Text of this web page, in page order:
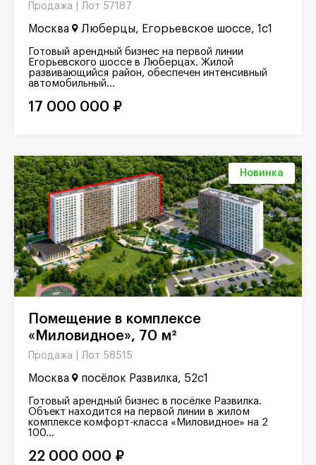
Продажа | Лот 57187
Москва Люберцы, Егорьевское шоссе, 1с1
Готовый арендный бизнес на первой линии
Егорьевского шоссе в Люберцах. Жилой
развивающийся район, обеспечен интенсивный
автомобильный...
17 000 000 ₽
Новинка
«Миловидное», 70 м²
Продажа | Лот 58515
Москва посёлок Развилка, 52с1
Готовый арендный бизнес в посёлке Развилка.
Объект находится на первой линии в жилом
комплексе комфорт-класса «Миловидное» на 2
100...
22 000 000 ₽